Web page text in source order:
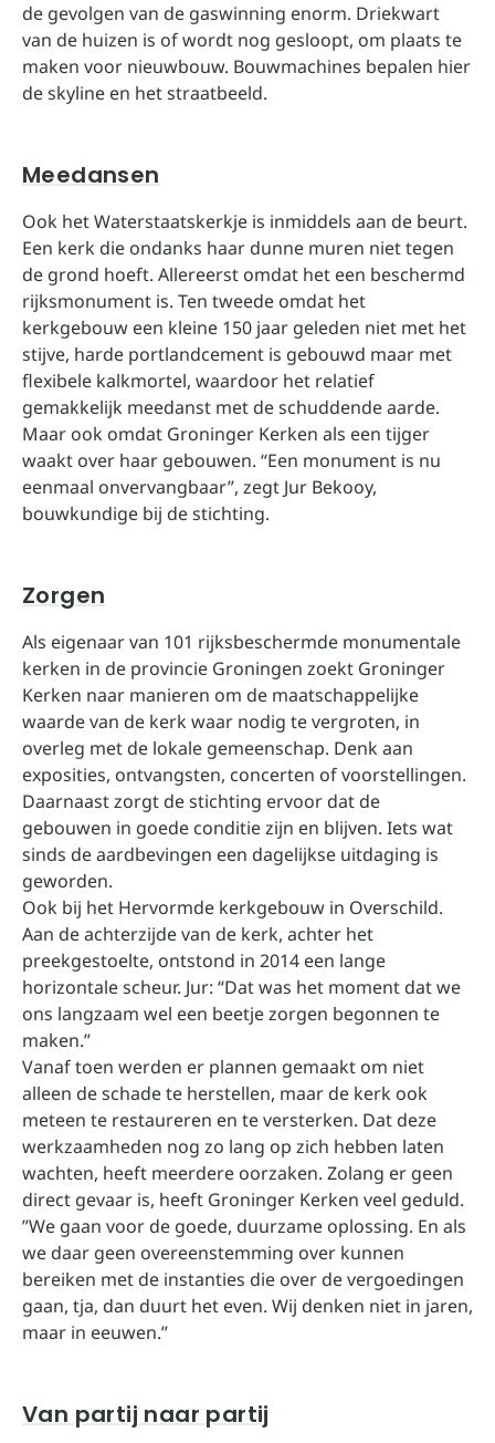
de gevolgen van de gaswinning enorm. Driekwart
van de huizen is of wordt nog gesloopt, om plaats te
maken voor nieuwbouw. Bouwmachines bepalen hier
de skyline en het straatbeeld.
Meedansen
Ook het Waterstaatskerkje is inmiddels aan de beurt.
Een kerk die ondanks haar dunne muren niet tegen
de grond hoeft. Allereerst omdat het een beschermd
rijksmonument is. Ten tweede omdat het
kerkgebouw een kleine 150 jaar geleden niet met het
stijve, harde portlandcement is gebouwd maar met
flexibele kalkmortel, waardoor het relatief
gemakkelijk meedanst met de schuddende aarde.
Maar ook omdat Groninger Kerken als een tijger
waakt over haar gebouwen. “Een monument is nu
eenmaal onvervangbaar”, zegt Jur Bekooy,
bouwkundige bij de stichting.
Zorgen
Als eigenaar van 101 rijksbeschermde monumentale
kerken in de provincie Groningen zoekt Groninger
Kerken naar manieren om de maatschappelijke
waarde van de kerk waar nodig te vergroten, in
overleg met de lokale gemeenschap. Denk aan
exposities, ontvangsten, concerten of voorstellingen.
Daarnaast zorgt de stichting ervoor dat de
gebouwen in goede conditie zijn en blijven. Iets wat
sinds de aardbevingen een dagelijkse uitdaging is
geworden.
Ook bij het Hervormde kerkgebouw in Overschild.
Aan de achterzijde van de kerk, achter het
preekgestoelte, ontstond in 2014 een lange
horizontale scheur. Jur: “Dat was het moment dat we
ons langzaam wel een beetje zorgen begonnen te
maken.”
Vanaf toen werden er plannen gemaakt om niet
alleen de schade te herstellen, maar de kerk ook
meteen te restaureren en te versterken. Dat deze
werkzaamheden nog zo lang op zich hebben laten
wachten, heeft meerdere oorzaken. Zolang er geen
direct gevaar is, heeft Groninger Kerken veel geduld.
”We gaan voor de goede, duurzame oplossing. En als
we daar geen overeenstemming over kunnen
bereiken met de instanties die over de vergoedingen
gaan, tja, dan duurt het even. Wij denken niet in jaren,
maar in eeuwen.”
Van partij naar partij